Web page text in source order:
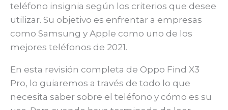
teléfono insignia según los criterios que desee
utilizar. Su objetivo es enfrentar a empresas
como Samsung y Apple como uno de los
mejores teléfonos de 2021.
En esta revisión completa de Oppo Find X3
Pro, lo guiaremos a través de todo lo que
necesita saber sobre el teléfono y cómo es su